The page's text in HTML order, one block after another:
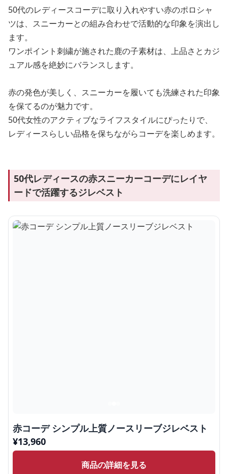
50代のレディースコーデに取り入れやすい赤のポロシャ
ツは、スニーカーとの組み合わせで活動的な印象を演出し
ます。
ワンポイント刺繍が施された鹿の子素材は、上品さとカジ
ュアル感を絶妙にバランスします。
赤の発色が美しく、スニーカーを履いても洗練された印象
を保てるのが魅力です。
50代女性のアクティブなライフスタイルにぴったりで、
レディースらしい品格を保ちながらコーデを楽しめます。
50代レディースの赤スニーカーコーデにレイヤ
ードで活躍するジレベスト
赤コーデ シンプル上質ノースリーブジレベスト
¥13,960
商品の詳細を見る